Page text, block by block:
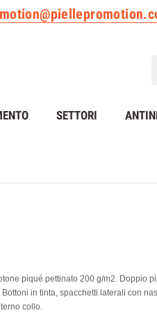
SETTORI
piqué pettinato 200 g/m2. Doppio
in tinta, spacchetti laterali con
collo.